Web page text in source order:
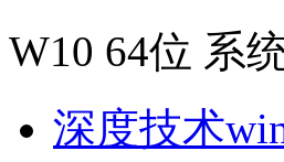
W10 64位 系
深度技术